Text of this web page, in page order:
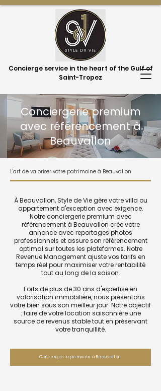
Concierge service in the heart of the Gulf of
Saint-Tropez
Conciergerie premium
avec référencement à
Beauvallon
L'art de valoriser votre patrimoine à Beauvallon
À Beauvallon, Style de Vie gère votre villa ou
appartement d'exception avec exigence.
Notre conciergerie premium avec
référencement à Beauvallon crée votre
annonce avec reportages photos
professionnels et assure son référencement
optimal sur toutes les plateformes. Notre
Revenue Management ajuste vos tarifs en
temps réel pour maximiser votre rentabilité
tout au long de la saison.
Forts de plus de 30 ans d'expertise en
valorisation immobilière, nous présentons
votre bien sous son meilleur jour. Notre objectif
: faire de votre location saisonnière une
source de revenus stable tout en préservant
votre tranquillité.
Conciergerie premium à Beauvallon